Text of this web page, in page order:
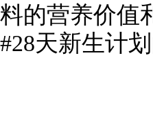
料的营养价值
#28天新生计